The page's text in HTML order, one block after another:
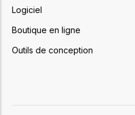
Logiciel
Boutique en ligne
Outils de conception